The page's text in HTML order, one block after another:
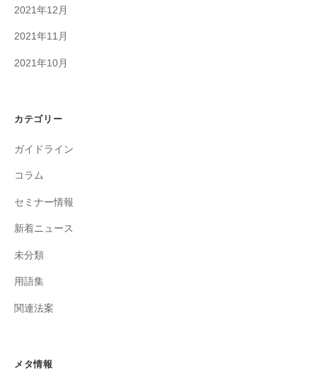
2021年12月
2021年11月
2021年10月
カテゴリー
ガイドライン
コラム
セミナー情報
新着ニュース
未分類
用語集
関連法案
メタ情報